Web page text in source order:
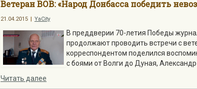
Ветеран ВОВ: «Народ Донбасса победить
21.04.2015 YaCity
В преддверии 70-летия Победы
продолжают проводить встречи с
корреспондентом поделился
с боями от Волги до Дуная,
Читать далее